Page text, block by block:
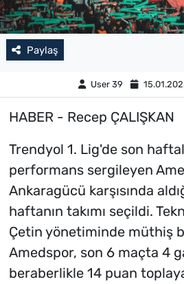
Paylaş
User 39
HABER - Recep ÇALIŞKAN
Trendyol 1. Lig'de son
performans sergileyen
Ankaragücü karşısında
haftanın takımı seçildi.
Çetin yönetiminde müthiş
Amedspor, son 6 maçta 4
beraberlikle 14 puan